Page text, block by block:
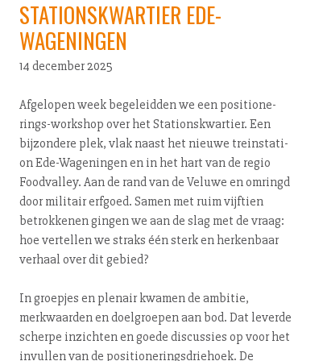
STATIONSKWARTIER EDE-
WAGENINGEN
14 december 2025
Afgelopen week begeleidden we een po­si­ti­o­ne­
rings-work­shop over het Sta­ti­ons­kwar­tier. Een
bijzondere plek, vlak naast het nieuwe trein­sta­ti­
on Ede-Wa­ge­nin­gen en in het hart van de regio
Foodvalley. Aan de rand van de Veluwe en omringd
door militair erfgoed. Samen met ruim vijftien
betrokkenen gingen we aan de slag met de vraag:
hoe vertellen we straks één sterk en herkenbaar
verhaal over dit gebied?
In groepjes en plenair kwamen de ambitie,
merkwaarden en doelgroepen aan bod. Dat leverde
scherpe inzichten en goede discussies op voor het
invullen van de po­si­ti­o­ne­rings­drie­hoek. De